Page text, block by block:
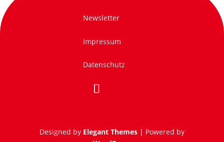
Newsletter
Impressum
Datenschutz
Designed by Elegant Themes| Powered by